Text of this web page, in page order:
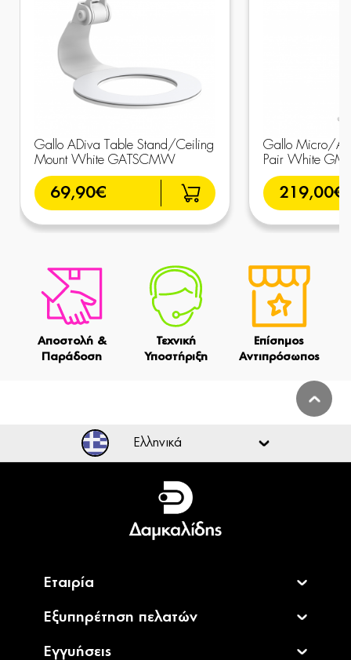
Gallo ADiva Table Stand/Ceiling
Mount White GATSCMW
69,90€
Gallo Micro/
Pair White
219,00€
Αποστολή &
Παράδοση
Τεχνική
Υποστήριξη
Επίσημος
Αντιπρόσωπος
Ελληνικά
Ελληνικά
English
Εταιρία
Εξυπηρέτηση πελατών
Εγγυήσεις